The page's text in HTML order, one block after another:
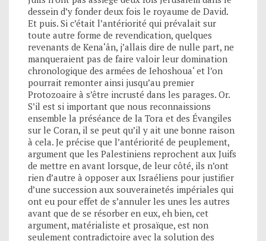
dessein d’y fonder deux fois le royaume de David.
Et puis. Si c’était l’antériorité qui prévalait sur
toute autre forme de revendication, quelques
revenants de Kena‘ân, j’allais dire de nulle part, ne
manqueraient pas de faire valoir leur domination
chronologique des armées de Iehoshoua‘ et l’on
pourrait remonter ainsi jusqu’au premier
Protozoaire à s’être incrusté dans les parages. Or.
S’il est si important que nous reconnaissions
ensemble la préséance de la Tora et des Évangiles
sur le Coran, il se peut qu’il y ait une bonne raison
à cela. Je précise que l’antériorité de peuplement,
argument que les Palestiniens reprochent aux Juifs
de mettre en avant lorsque, de leur côté, ils n’ont
rien d’autre à opposer aux Israéliens pour justifier
d’une succession aux souverainetés impériales qui
ont eu pour effet de s’annuler les unes les autres
avant que de se résorber en eux, eh bien, cet
argument, matérialiste et prosaïque, est non
seulement contradictoire avec la solution des